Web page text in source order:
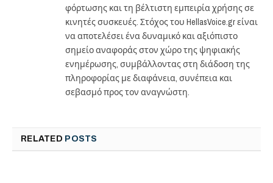
φόρτωσης και τη βέλτιστη εμπειρία χρήσης σε
κινητές συσκευές. Στόχος του HellasVoice.gr είναι
να αποτελέσει ένα δυναμικό και αξιόπιστο
σημείο αναφοράς στον χώρο της ψηφιακής
ενημέρωσης, συμβάλλοντας στη διάδοση της
πληροφορίας με διαφάνεια, συνέπεια και
σεβασμό προς τον αναγνώστη.
RELATED POSTS